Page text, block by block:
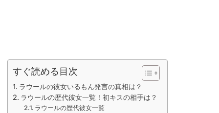
すぐ読める目次
ラウールの彼女いるもん発言の真相は？
ラウールの歴代彼女一覧！初キスの相手は？
ラウールの歴代彼女一覧